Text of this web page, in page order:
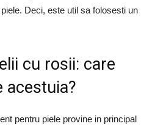
Deci, este util sa folosesti un
cu rosii: care
acestuia?
pentru piele provine in principal